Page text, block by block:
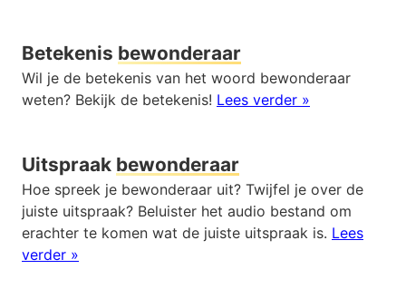
Betekenis bewonderaar
Wil je de betekenis van het woord bewonderaar
weten? Bekijk de betekenis! Lees verder »
Uitspraak bewonderaar
Hoe spreek je bewonderaar uit? Twijfel je over de
juiste uitspraak? Beluister het audio bestand om
erachter te komen wat de juiste uitspraak is. Lees
verder »